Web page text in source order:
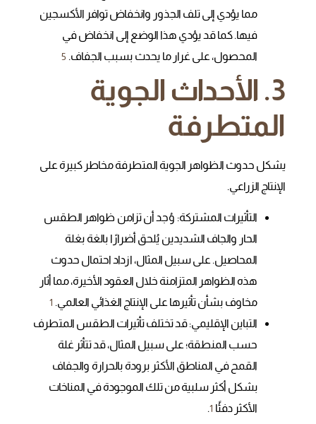
مما يؤدي إلى تلف الجذور وانخفاض توافر الأكسجين
فيها. كما قد يؤدي هذا الوضع إلى انخفاض في
المحصول، على غرار ما يحدث بسبب الجفاف. 5
3. الأحداث الجوية
المتطرفة
يشكل حدوث الظواهر الجوية المتطرفة مخاطر كبيرة على
الإنتاج الزراعي.
التأثيرات المشتركة: وُجد أن تزامن ظواهر الطقس
الحار والجاف الشديدين يُلحق أضرارًا بالغة بغلة
المحاصيل. على سبيل المثال، ازداد احتمال حدوث
هذه الظواهر المتزامنة خلال العقود الأخيرة، مما أثار
مخاوف بشأن تأثيرها على الإنتاج الغذائي العالمي.
التباين الإقليمي: قد تختلف تأثيرات الطقس المتطرف
حسب المنطقة؛ على سبيل المثال، قد تتأثر غلة
القمح في المناطق الأكثر برودة بالحرارة والجفاف
بشكل أكثر سلبية من تلك الموجودة في المناخات
الأكثر دفئًا 1
.